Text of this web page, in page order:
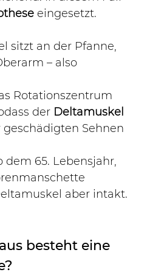
eingesetzt.
sitzt an der Pfanne,
– also
Rotationszentrum
der Deltamuskel
Sehnen
dem 65. Lebensjahr,
aber intakt.
besteht eine